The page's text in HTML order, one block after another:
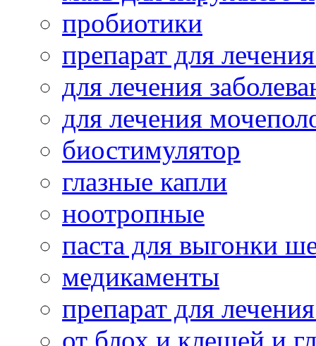
пробиотики
препарат для лечения
для лечения
для лечения
биостимулятор
глазные капли
ноотропные
паста для выгонки
медикаменты
препарат для
от блох и клещей и